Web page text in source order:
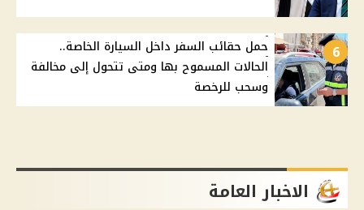
6
حمل حقائب السفر داخل السيارة الخاصة..
الحالات المسموح بها ومتى تتحول إلى مخالفة
وسحب للرخصة
الاخبار العامة